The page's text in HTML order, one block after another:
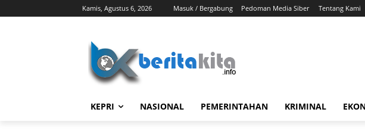
Kamis, Agustus 6, 2026 Masuk / Bergabung Pedoman Media Siber Tentang Kami
KEPRI NASIONAL PEMERINTAHAN KRIMINAL